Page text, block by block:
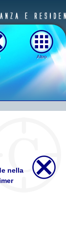
Altro
nella